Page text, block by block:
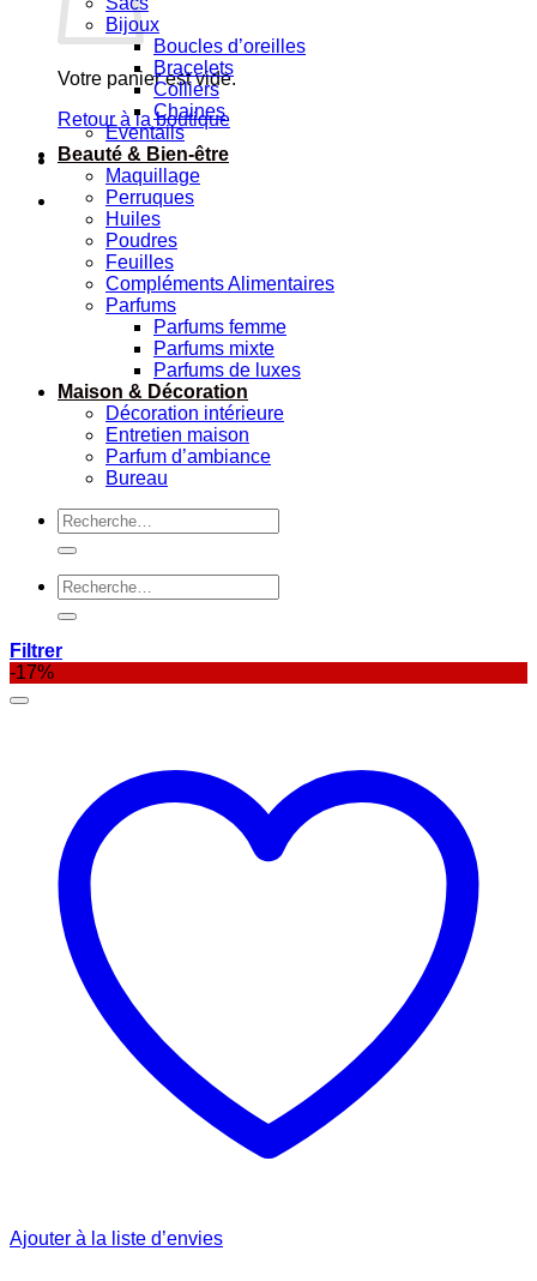
Votre panier est vide.
Retour à la boutique
Bijoux
Boucles d’oreilles
Bracelets
Colliers
Chaines
Eventails
Beauté & Bien-être
Maquillage
Perruques
Huiles
Poudres
Feuilles
Compléments Alimentaires
Parfums
Parfums femme
Parfums mixte
Parfums de luxes
Maison & Décoration
Décoration intérieure
Entretien maison
Parfum d’ambiance
Bureau
Recherche
pour :
Recherche
pour :
Filtrer
-17%
Ajouter à la liste d’envies